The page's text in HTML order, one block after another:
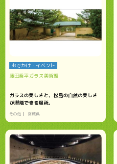
おでかけ・イベント
藤田喬平ガラス美術館
ガラスの美しさと、松島の自然の美しさ
が堪能できる場所。
その他 宮城県